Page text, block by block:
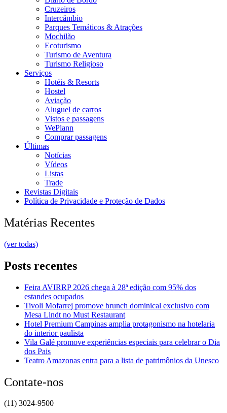
Cruzeiros
Intercâmbio
Parques Temáticos & Atrações
Mochilão
Ecoturismo
Turismo de Aventura
Turismo Religioso
Serviços
Hotéis & Resorts
Hostel
Aviação
Aluguel de carros
Vistos e passagens
WePlann
Comprar passagens
Últimas
Notícias
Vídeos
Listas
Trade
Revistas Digitais
Política de Privacidade e Proteção de Dados
Matérias Recentes
(ver todas)
Posts recentes
Feira AVIRRP 2026 chega à 28ª edição com 95% dos
estandes ocupados
Tivoli Mofarrej promove brunch dominical exclusivo com
Mesa Lindt no Must Restaurant
Hotel Premium Campinas amplia protagonismo na hotelaria
do interior paulista
Vila Galé promove experiências especiais para celebrar o Dia
dos Pais
Teatro Amazonas entra para a lista de patrimônios da Unesco
Contate-nos
(11) 3024-9500